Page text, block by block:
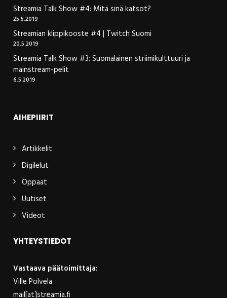
Streamia Talk Show #4: Mitä sinä katsot?
25.5.2019
Streamian klippikooste #4 | Twitch Suomi
20.5.2019
Streamia Talk Show #3: Suomalainen striimikulttuuri ja
mainstream-pelit
6.5.2019
AIHEPIIRIT
Artikkelit
Digilelut
Oppaat
Uutiset
Videot
YHTEYSTIEDOT
Vastaava päätoimittaja:
Ville Polvela
mail[at]streamia.fi